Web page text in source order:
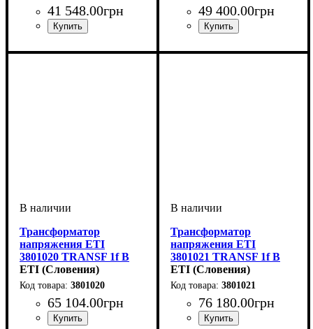
41 548.00грн 49 400.00грн
Трансформатор
напряжения ETI
3801020 TRANSF 1f B
12-0-12V 6000VA
ETI (Словения)
3801020
65 104.00грн
Трансформатор
напряжения ETI
3801021 TRANSF 1f B
12-0-12V 8000VA
ETI (Словения)
3801021
76 180.00грн